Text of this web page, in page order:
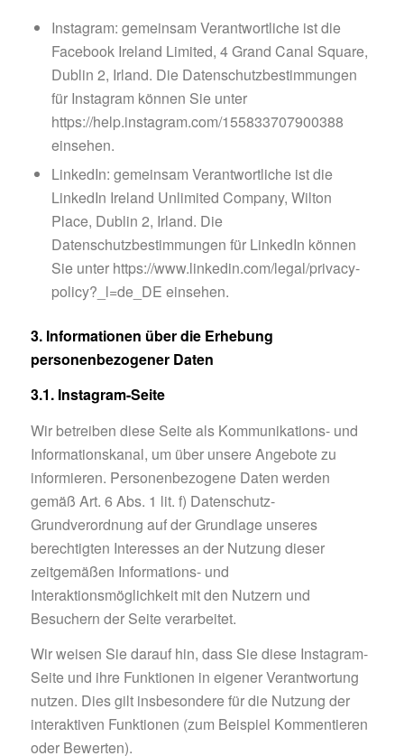
Instagram: gemeinsam Verantwortliche ist die
Facebook Ireland Limited, 4 Grand Canal Square,
Dublin 2, Irland. Die Datenschutzbestimmungen
für Instagram können Sie unter
https://help.instagram.com/155833707900388
einsehen.
LinkedIn: gemeinsam Verantwortliche ist die
LinkedIn Ireland Unlimited Company, Wilton
Place, Dublin 2, Irland. Die
Datenschutzbestimmungen für LinkedIn können
Sie unter https://www.linkedin.com/legal/privacy-
policy?_l=de_DE einsehen.
3. Informationen über die Erhebung
personenbezogener Daten
3.1. Instagram-Seite
Wir betreiben diese Seite als Kommunikations- und
Informationskanal, um über unsere Angebote zu
informieren. Personenbezogene Daten werden
gemäß Art. 6 Abs. 1 lit. f) Datenschutz-
Grundverordnung auf der Grundlage unseres
berechtigten Interesses an der Nutzung dieser
zeitgemäßen Informations- und
Interaktionsmöglichkeit mit den Nutzern und
Besuchern der Seite verarbeitet.
Wir weisen Sie darauf hin, dass Sie diese Instagram-
Seite und ihre Funktionen in eigener Verantwortung
nutzen. Dies gilt insbesondere für die Nutzung der
interaktiven Funktionen (zum Beispiel Kommentieren
oder Bewerten).